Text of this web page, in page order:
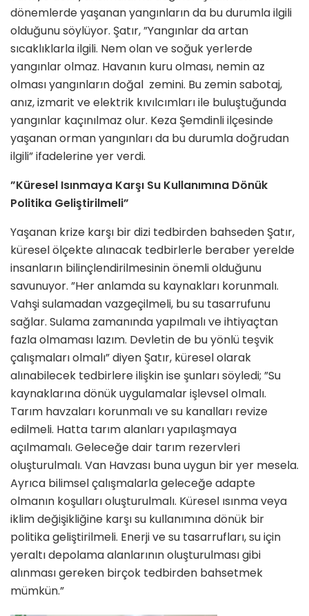
dönemlerde yaşanan yangınların da bu durumla ilgili
olduğunu söylüyor. Şatır, ”Yangınlar da artan
sıcaklıklarla ilgili. Nem olan ve soğuk yerlerde
yangınlar olmaz. Havanın kuru olması, nemin az
olması yangınların doğal zemini. Bu zemin sabotaj,
anız, izmarit ve elektrik kıvılcımları ile buluştuğunda
yangınlar kaçınılmaz olur. Keza Şemdinli ilçesinde
yaşanan orman yangınları da bu durumla doğrudan
ilgili” ifadelerine yer verdi.
”Küresel Isınmaya Karşı Su Kullanımına Dönük
Politika Geliştirilmeli”
Yaşanan krize karşı bir dizi tedbirden bahseden Şatır,
küresel ölçekte alınacak tedbirlerle beraber yerelde
insanların bilinçlendirilmesinin önemli olduğunu
savunuyor. ”Her anlamda su kaynakları korunmalı.
Vahşi sulamadan vazgeçilmeli, bu su tasarrufunu
sağlar. Sulama zamanında yapılmalı ve ihtiyaçtan
fazla olmaması lazım. Devletin de bu yönlü teşvik
çalışmaları olmalı” diyen Şatır, küresel olarak
alınabilecek tedbirlere ilişkin ise şunları söyledi; ”Su
kaynaklarına dönük uygulamalar işlevsel olmalı.
Tarım havzaları korunmalı ve su kanalları revize
edilmeli. Hatta tarım alanları yapılaşmaya
açılmamalı. Geleceğe dair tarım rezervleri
oluşturulmalı. Van Havzası buna uygun bir yer mesela.
Ayrıca bilimsel çalışmalarla geleceğe adapte
olmanın koşulları oluşturulmalı. Küresel ısınma veya
iklim değişikliğine karşı su kullanımına dönük bir
politika geliştirilmeli. Enerji ve su tasarrufları, su için
yeraltı depolama alanlarının oluşturulması gibi
alınması gereken birçok tedbirden bahsetmek
mümkün.”